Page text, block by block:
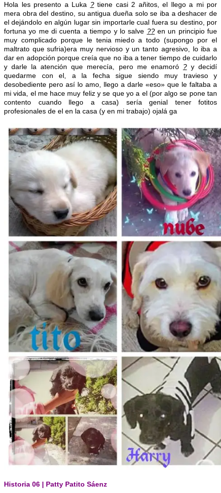
Hola les presento a Luka ?tiene casi 2 añitos, el llego a mi por
mera obra del destino, su antigua dueña solo se iba a deshacer de
el dejándolo en algún lugar sin importarle cual fuera su destino, por
fortuna yo me di cuenta a tiempo y lo salve ??en un principio fue
muy complicado porque le tenia miedo a todo (supongo por el
maltrato que sufria)era muy nervioso y un tanto agresivo, lo iba a
daren adopción porque creía que no iba a tener tiempo de cuidarlo
y darle la atención que merecía, pero me enamoró ?y decidí
quedarme con el, a la fecha sigue siendo muy travieso y
desobediente pero así lo amo, llego a darle «eso» que le faltaba a
mi vida, el me hace muy feliz y se que yo a el (por algo se pone tan
contento cuando llego a casa) sería genial tener fotitos
profesionales de el en la casa (y en mi trabajo) ojalá ga
Historia 06 | Patty Patito Sáenz